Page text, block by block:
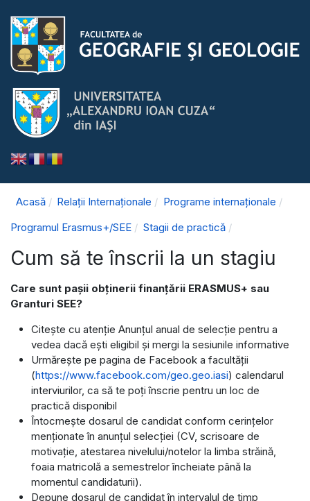
Acasă Relații Internaționale
Programe internaționale
Programul Erasmus+/SEE
Stagii de practică
Cum să te înscrii la un stagiu
Care sunt pașii obţinerii finanţării ERASMUS+ sau
Granturi SEE?
Citește cu atenție Anunțul anual de selecție pentru a
vedea dacă ești eligibil și mergi la sesiunile informative
Urmărește pe pagina de Facebook a facultății
(https://www.facebook.com/geo.geo.iasi) calendarul
interviurilor, ca să te poți înscrie pentru un loc de
practică disponibil
Întocmeşte dosarul de candidat conform cerințelor
menționate în anunţul selecţiei (CV, scrisoare de
motivație, atestarea nivelului/notelor la limba străină,
foaia matricolă a semestrelor încheiate până la
momentul candidaturii).
Depune dosarul de candidat în intervalul de timp